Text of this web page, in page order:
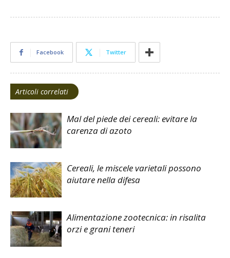
Facebook Twitter
Articoli correlati
Mal del piede dei cereali: evitare la
carenza di azoto
Cereali, le miscele varietali possono
aiutare nella difesa
Alimentazione zootecnica: in risalita
orzi e grani teneri